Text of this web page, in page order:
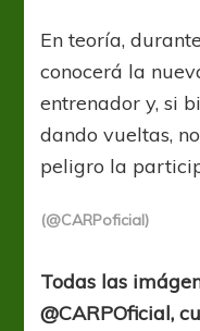
En teoría,
conocerá la
entrenador y, si
dando vueltas,
peligro la
(@CARPoficial)
Todas las
@CARPOficial,